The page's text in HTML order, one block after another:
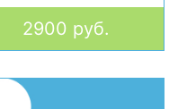
2900 руб.